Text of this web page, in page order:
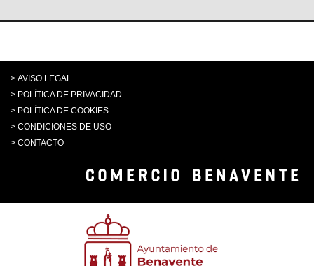
> AVISO LEGAL
> POLÍTICA DE PRIVACIDAD
> POLÍTICA DE COOKIES
> CONDICIONES DE USO
> CONTACTO